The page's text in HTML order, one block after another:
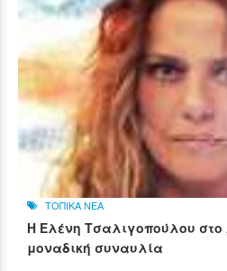
ΤΟΠΙΚΑ ΝΕΑ
Η Ελένη Τσαλιγοπούλου στο
μοναδική συναυλία